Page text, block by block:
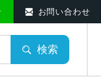
お問い合わせ
検索